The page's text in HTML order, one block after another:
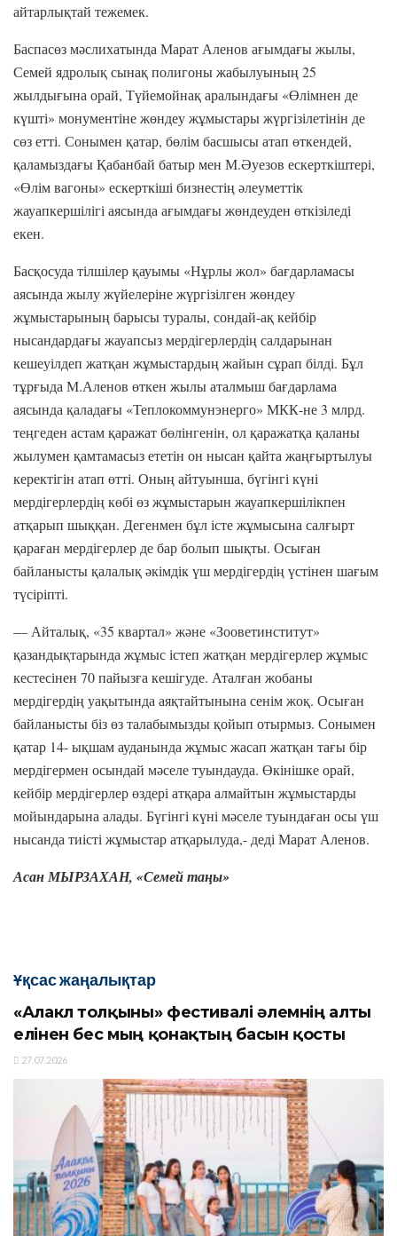
айтарлықтай тежемек.
Баспасөз мәслихатында Марат Аленов ағымдағы жылы,
Семей ядролық сынақ полигоны жабылуының 25
жылдығына орай, Түйемойнақ аралындағы «Өлімнен де
күшті» монументіне жөндеу жұмыстары жүргізілетінін де
сөз етті. Сонымен қатар, бөлім басшысы атап өткендей,
қаламыздағы Қабанбай батыр мен М.Әуезов ескерткіштері,
«Өлім вагоны» ескерткіші бизнестің әлеуметтік
жауапкершілігі аясында ағымдағы жөндеуден өткізіледі
екен.
Басқосуда тілшілер қауымы «Нұрлы жол» бағдарламасы
аясында жылу жүйелеріне жүргізілген жөндеу
жұмыстарының барысы туралы, сондай-ақ кейбір
нысандардағы жауапсыз мердігерлердің салдарынан
кешеуілдеп жатқан жұмыстардың жайын сұрап білді. Бұл
тұрғыда М.Аленов өткен жылы аталмыш бағдарлама
аясында қаладағы «Теплокоммунэнерго» МКК-не 3 млрд.
теңгеден астам қаражат бөлінгенін, ол қаражатқа қаланы
жылумен қамтамасыз ететін он нысан қайта жаңғыртылуы
керектігін атап өтті. Оның айтуынша, бүгінгі күні
мердігерлердің көбі өз жұмыстарын жауапкершілікпен
атқарып шыққан. Дегенмен бұл істе жұмысына салғырт
қараған мердігерлер де бар болып шықты. Осыған
байланысты қалалық әкімдік үш мердігердің үстінен шағым
түсіріпті.
— Айталық, «35 квартал» және «Зооветинститут»
қазандықтарында жұмыс істеп жатқан мердігерлер жұмыс
кестесінен 70 пайызға кешігуде. Аталған жобаны
мердігердің уақытында аяқтайтынына сенім жоқ. Осыған
байланысты біз өз талабымызды қойып отырмыз. Сонымен
қатар 14- ықшам ауданында жұмыс жасап жатқан тағы бір
мердігермен осындай мәселе туындауда. Өкінішке орай,
кейбір мердігерлер өздері атқара алмайтын жұмыстарды
мойындарына алады. Бүгінгі күні мәселе туындаған осы үш
нысанда тиісті жұмыстар атқарылуда,- деді Марат Аленов.
Асан МЫРЗАХАН, «Семей таңы»
Ұқсас жаңалықтар
«Алакөл толқыны» фестивалі әлемнің алты
елінен бес мың қонақтың басын қосты
27.07.2026